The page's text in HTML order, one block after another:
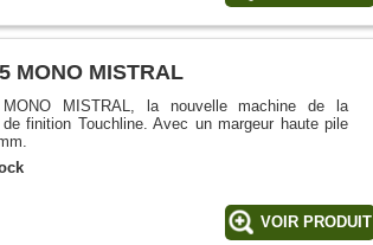
MONO MISTRAL
MONO MISTRAL, la nouvelle machine de la
finition Touchline. Avec un margeur haute pile
VOIR PRODUIT